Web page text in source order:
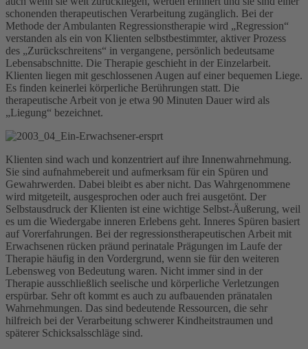
schonenden therapeutischen Verarbeitung zugänglich. Bei der
Methode der Ambulanten Regressionstherapie wird „Regression“
verstanden als ein von Klienten selbstbestimmter, aktiver Prozess
des „Zurückschreitens“ in vergangene, persönlich bedeutsame
Lebensabschnitte. Die Therapie geschieht in der Einzelarbeit.
Klienten liegen mit geschlossenen Augen auf einer bequemen Liege.
Es finden keinerlei körperliche Berührungen statt. Die
therapeutische Arbeit von je etwa 90 Minuten Dauer wird als
„Liegung“ bezeichnet.
Klienten sind wach und konzentriert auf ihre Innenwahrnehmung.
Sie sind aufnahmebereit und aufmerksam für ein Spüren und
Gewahrwerden. Dabei bleibt es aber nicht. Das Wahrgenommene
wird mitgeteilt, ausgesprochen oder auch frei ausgetönt. Der
Selbstausdruck der Klienten ist eine wichtige Selbst-Äußerung, weil
es um die Wiedergabe inneren Erlebens geht. Inneres Spüren basiert
auf Vorerfahrungen. Bei der regressionstherapeutischen Arbeit mit
Erwachsenen rücken präund perinatale Prägungen im Laufe der
Therapie häufig in den Vordergrund, wenn sie für den weiteren
Lebensweg von Bedeutung waren. Nicht immer sind in der
Therapie ausschließlich seelische und körperliche Verletzungen
erspürbar. Sehr oft kommt es auch zu aufbauenden pränatalen
Wahrnehmungen. Das sind bedeutende Ressourcen, die sehr
hilfreich bei der Verarbeitung schwerer Kindheitstraumen und
späterer Schicksalsschläge sind.